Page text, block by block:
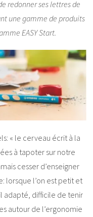
redonner ses lettres de
une gamme de produits
EASY Start.
« le cerveau écrit à la
à tapoter sur notre
cesser d’enseigner
lorsque l’on est petit et
adapté, difficile de tenir
autour de l’ergonomie